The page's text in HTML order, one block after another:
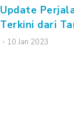
Update
Terkini dari
10 Jan 2023